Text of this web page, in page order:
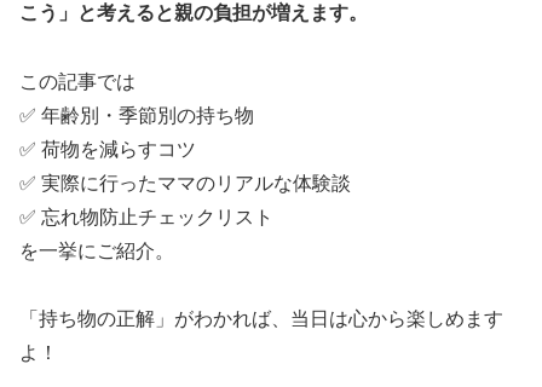
こう」と考えると親の負担が増えます。
この記事では
✅ 年齢別・季節別の持ち物
✅ 荷物を減らすコツ
✅ 実際に行ったママのリアルな体験談
✅ 忘れ物防止チェックリスト
を一挙にご紹介。
「持ち物の正解」がわかれば、当日は心から楽しめます
よ！